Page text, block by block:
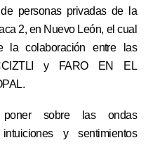
personas privadas de la
2, en Nuevo León, el cual
la colaboración entre las
y
FARO EN EL
sobre las ondas
y sentimientos